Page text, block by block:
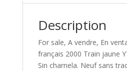
Description
For sale, A vendre, En
français 2000 Train jaune
Sin charnela. Neuf sans